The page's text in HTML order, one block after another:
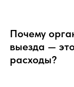
Почему
выезда —
расходы?